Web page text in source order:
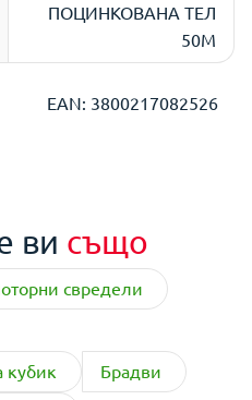
ПОЦИНКОВАНА ТЕЛ
50М
EAN: 3800217082526
ви също
свредели
кубик
Брадви